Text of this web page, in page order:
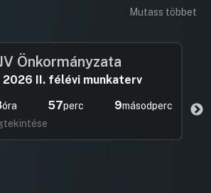
Mutass többet
Önkormányzata
2026 II. félévi munkaterv
óra 57perc 8másodperc